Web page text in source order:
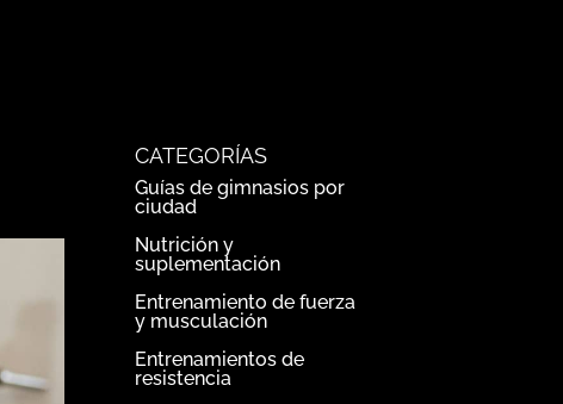
CATEGORÍAS
Guías de gimnasios por
ciudad
Nutrición y
suplementación
Entrenamiento de fuerza
y musculación
Entrenamientos de
resistencia